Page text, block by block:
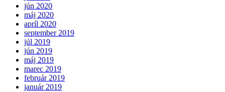
jún 2020
máj 2020
apríl 2020
september 2019
júl 2019
jún 2019
máj 2019
marec 2019
február 2019
január 2019